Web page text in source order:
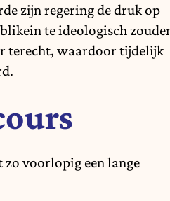
zijn regering de druk op
te ideologisch
terecht, waardoor tijdelijk
voorlopig een lange